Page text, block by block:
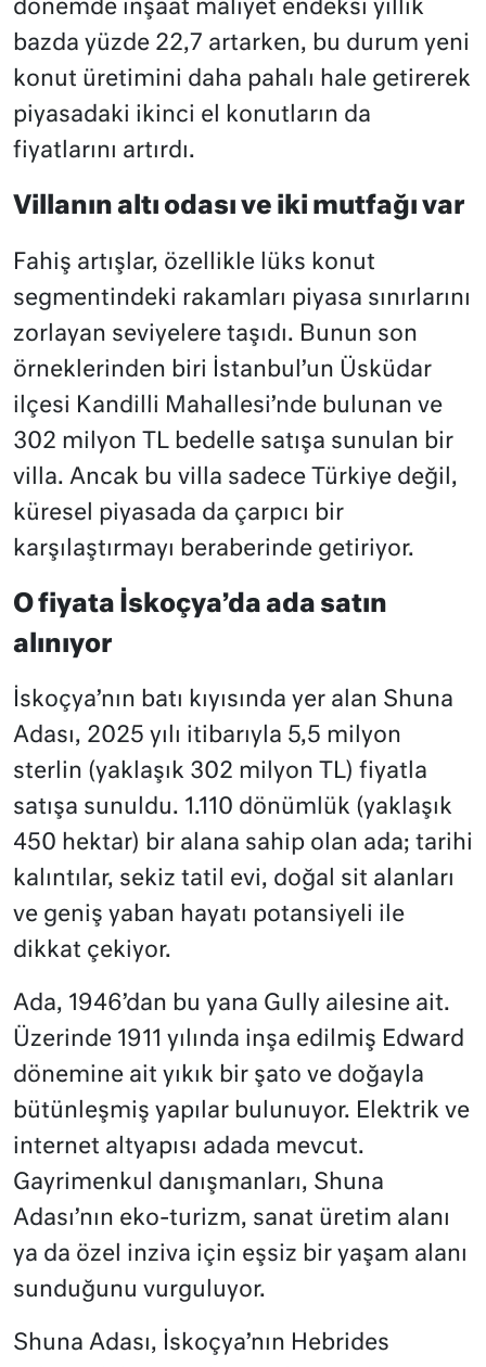
dönemde inşaat maliyet endeksi yıllık
bazda yüzde 22,7 artarken, bu durum yeni
konut üretimini daha pahalı hale getirerek
piyasadaki ikinci el konutların da
fiyatlarını artırdı.
Villanın altı odası ve iki mutfağı var
Fahiş artışlar, özellikle lüks konut
segmentindeki rakamları piyasa sınırlarını
zorlayan seviyelere taşıdı. Bunun son
örneklerinden biri İstanbul’un Üsküdar
ilçesi Kandilli Mahallesi’nde bulunan ve
302 milyon TL bedelle satışa sunulan bir
villa. Ancak bu villa sadece Türkiye değil,
küresel piyasada da çarpıcı bir
karşılaştırmayı beraberinde getiriyor.
O fiyata İskoçya’da ada satın
alınıyor
İskoçya’nın batı kıyısında yer alan Shuna
Adası, 2025 yılı itibarıyla 5,5 milyon
sterlin (yaklaşık 302 milyon TL) fiyatla
satışa sunuldu. 1.110 dönümlük (yaklaşık
450 hektar) bir alana sahip olan ada; tarihi
kalıntılar, sekiz tatil evi, doğal sit alanları
ve geniş yaban hayatı potansiyeli ile
dikkat çekiyor.
Ada, 1946’dan bu yana Gully ailesine ait.
Üzerinde 1911 yılında inşa edilmiş Edward
dönemine ait yıkık bir şato ve doğayla
bütünleşmiş yapılar bulunuyor. Elektrik ve
internet altyapısı adada mevcut.
Gayrimenkul danışmanları, Shuna
Adası’nın eko-turizm, sanat üretim alanı
ya da özel inziva için eşsiz bir yaşam alanı
sunduğunu vurguluyor.
Shuna Adası, İskoçya’nın Hebrides